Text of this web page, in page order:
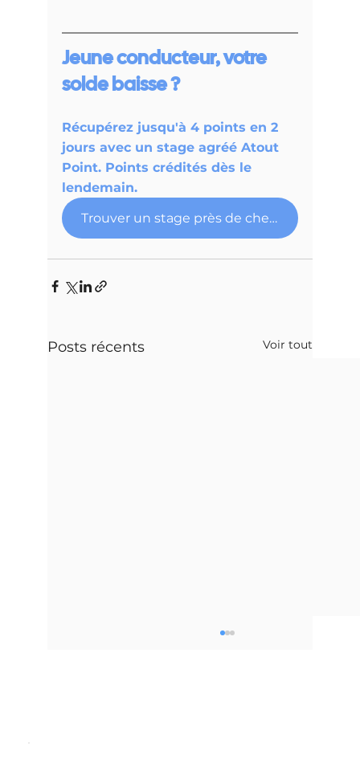
Jeune conducteur, votre
solde baisse ?
Récupérez jusqu'à 4 points en 2
jours avec un stage agréé Atout
Point. Points crédités dès le
lendemain.
Trouver un stage près de chez moi
Posts récents Voir tout